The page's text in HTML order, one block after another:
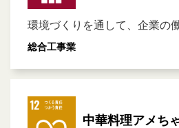
環境づくりを通して、企業の
総合工事業
中華料理アメち